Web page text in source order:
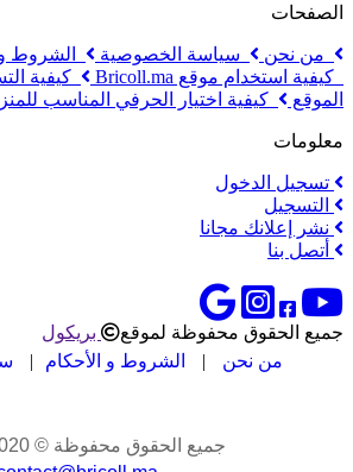
الصفحات
من نحن سياسة الخصوصية الشروط و
كيفية استخدام موقع Bricoll.ma
كيفية
الموقع
كيفية اختيار الحرفي المناسب
معلومات
تسجيل الدخول
التسجيل
نشر إعلانك مجانا
أتصل بنا
جميع الحقوق محفوظة لموقع
بريكول
من نحن
| الشروط و الأحكام |
جميع الحقوق محفوظة © 2020 - 2026